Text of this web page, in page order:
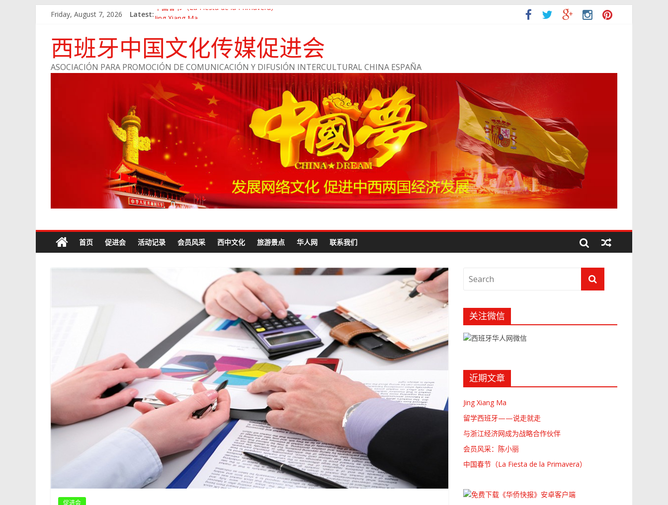
Friday, August 7, 2026 Latest:中国春节（La Fiesta de la Primavera）
留学西班牙——说走就走
与浙江经济网成为战略合作伙伴
会员风采：陈小丽
西班牙中国文化传媒促进会
ASOCIACIÓN PARA PROMOCIÓN DE COMUNICACIÓN Y DIFUSIÓN INTERCULTURAL CHINA ESPAÑA
首页 促进会 活动记录 会员风采 西中文化 旅游景点 华人网 联系我们
促进会
关注微信
近期文章
Jing Xiang Ma
留学西班牙——说走就走
与浙江经济网成为战略合作伙伴
会员风采：陈小丽
中国春节（La Fiesta de la Primavera）